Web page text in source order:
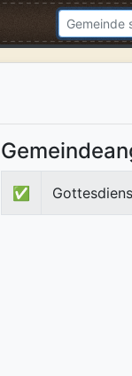
✅